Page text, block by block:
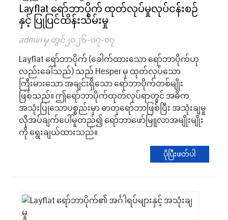
Layflat ရော်ဘာပိုက် ထုတ်လုပ်မှုလုပ်ငန်းစဉ်
နှင့် ပြုပြင်ထိန်းသိမ်းမှု
admin မှ တွင်၂၀၂၆-၀၇-၀၇
Layflat ရော်ဘာပိုက် (ခေါက်ထားသော ရော်ဘာပိုက်ဟု
လည်းခေါ်သည်) သည် Hesper မှ ထုတ်လုပ်သော
ကြီးမားသော အချင်းရှိသော ရော်ဘာပိုက်တစ်မျိုး
ဖြစ်သည်။ ဤရော်ဘာပိုက်ထုတ်လုပ်ရာတွင် အဓိက
အသုံးပြုသောပစ္စည်းမှာ ဓာတုရော်ဘာဖြစ်ပြီး အသုံးချမှု
လိုအပ်ချက်ပေါ်မူတည်၍ ရော်ဘာဖော်မြူလာအမျိုးမျိုး
ကို ရွေးချယ်ထားသည်။
ပိုပြီးဖတ်ပါ